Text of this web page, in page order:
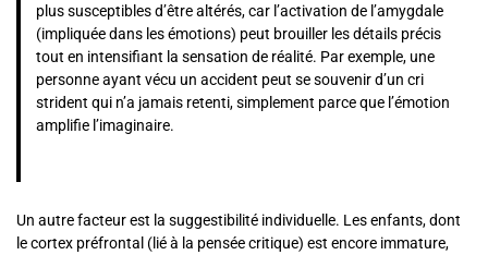
plus susceptibles d’être altérés, car l’activation de l’amygdale
(impliquée dans les émotions) peut brouiller les détails précis
tout en intensifiant la sensation de réalité. Par exemple, une
personne ayant vécu un accident peut se souvenir d’un cri
strident qui n’a jamais retenti, simplement parce que l’émotion
amplifie l’imaginaire.
Un autre facteur est la suggestibilité individuelle. Les enfants, dont
le cortex préfrontal (lié à la pensée critique) est encore immature,